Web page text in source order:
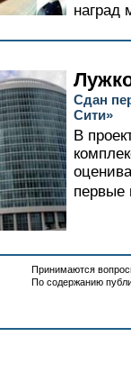
наград
Сдан
Сити»
В
первые
Принимаются
По содержанию